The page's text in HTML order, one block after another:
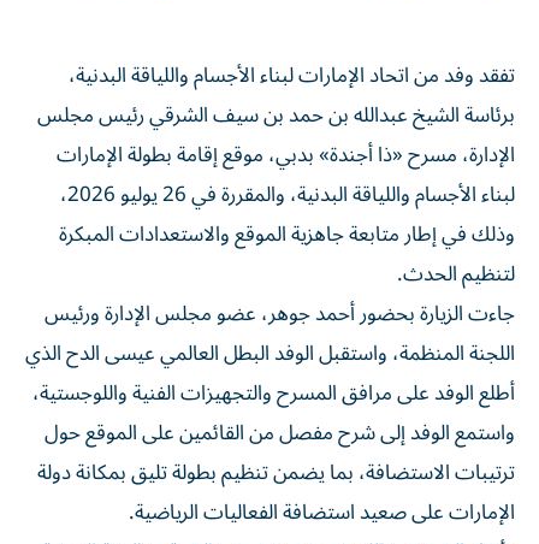
تفقد وفد من اتحاد الإمارات لبناء الأجسام واللياقة البدنية،
برئاسة الشيخ عبدالله بن حمد بن سيف الشرقي رئيس مجلس
الإدارة، مسرح «ذا أجندة» بدبي، موقع إقامة بطولة الإمارات
لبناء الأجسام واللياقة البدنية، والمقررة في 26 يوليو 2026،
وذلك في إطار متابعة جاهزية الموقع والاستعدادات المبكرة
لتنظيم الحدث.
جاءت الزيارة بحضور أحمد جوهر، عضو مجلس الإدارة ورئيس
اللجنة المنظمة، واستقبل الوفد البطل العالمي عيسى الدح الذي
أطلع الوفد على مرافق المسرح والتجهيزات الفنية واللوجستية،
واستمع الوفد إلى شرح مفصل من القائمين على الموقع حول
ترتيبات الاستضافة، بما يضمن تنظيم بطولة تليق بمكانة دولة
الإمارات على صعيد استضافة الفعاليات الرياضية.